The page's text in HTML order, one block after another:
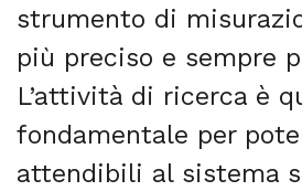
strumento di
più preciso e sempre
L’attività di ricerca è
fondamentale per
attendibili al sistema